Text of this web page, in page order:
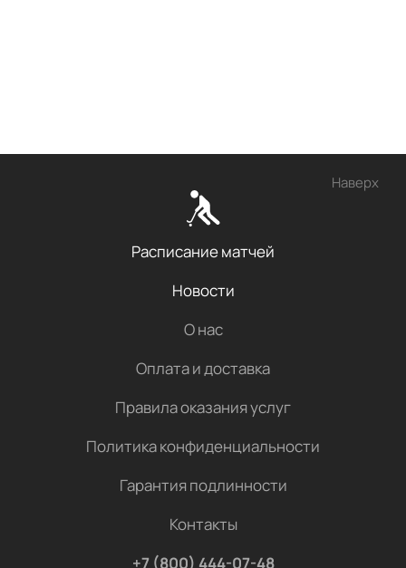
Наверх
Расписание матчей
Новости
О нас
Оплата и доставка
Правила оказания услуг
Политика конфиденциальности
Гарантия подлинности
Контакты
+7 (800) 444-07-48